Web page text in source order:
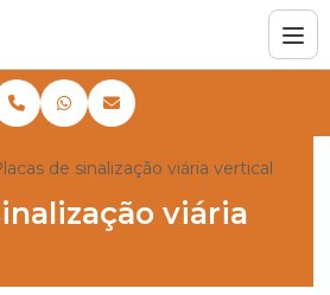
de sinalização viária vertical
viária